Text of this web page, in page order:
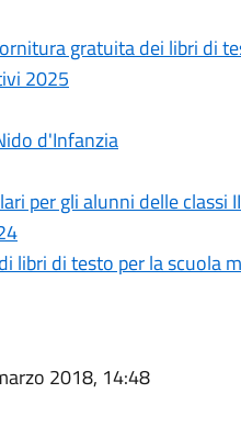
gratuita dei libri di
2025
d'Infanzia
per gli alunni delle classi
libri di testo per la scuola
2018, 14:48